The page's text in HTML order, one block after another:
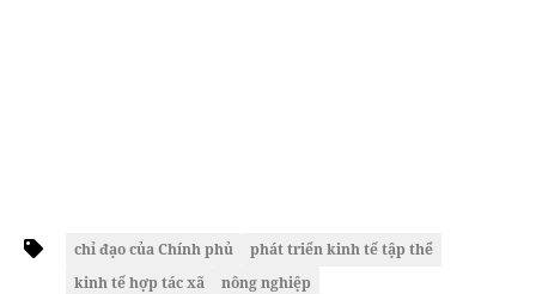
chỉ đạo của Chính phủ
phát triển kinh tế tập thể
kinh tế hợp tác xã
nông nghiệp